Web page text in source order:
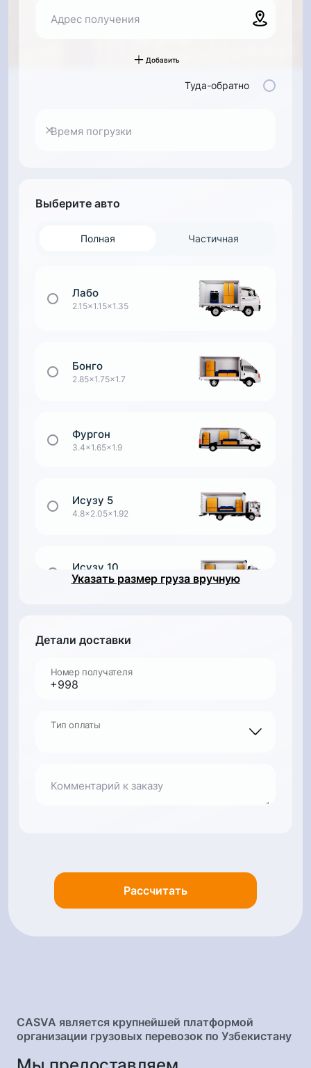
Адрес получения
Добавить
Туда-обратно
Время погрузки
Выберите авто
Полная Частичная
Лабо
2.15x1.15x1.35
Бонго
2.85x1.75x1.7
Фургон
3.4x1.65x1.9
Исузу 5
4.8x2.05x1.92
Исузу 10
6.9x2.4x2
7x2.4x2.6
13.6x2.45x2.99
Указать размер груза вручную
Детали доставки
Номер получателя
Тип оплаты
Комментарий к заказу
Рассчитать
CASVA является крупнейшей платформой
организации грузовых перевозок по Узбекистану